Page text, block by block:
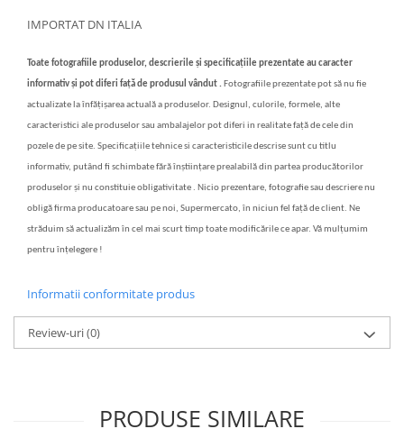
IMPORTAT DN ITALIA
Toate fotografiile produselor, descrierile și specificațiile prezentate au caracter
informativ și pot diferi față de produsul vândut .Fotografiile prezentate pot să nu fie
actualizate la înfățișarea actuală a produselor. Designul, culorile, formele, alte
caracteristici ale produselor sau ambalajelor pot diferi in realitate față de cele din
pozele de pe site. Specificațiile tehnice si caracteristicile descrise sunt cu titlu
informativ, putând fi schimbate fără înștiințare prealabilă din partea producătorilor
produselor și nu constituie obligativitate . Nicio prezentare, fotografie sau descriere nu
obligă firma producatoare sau pe noi, Supermercato, în niciun fel față de client. Ne
străduim să actualizăm în cel mai scurt timp toate modificările ce apar. Vă mulțumim
pentru înțelegere !
Informatii conformitate produs
Review-uri(0)
PRODUSE SIMILARE